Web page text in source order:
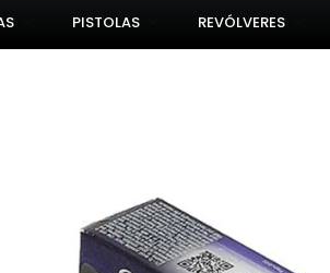
PISTOLAS REVÓLVERES